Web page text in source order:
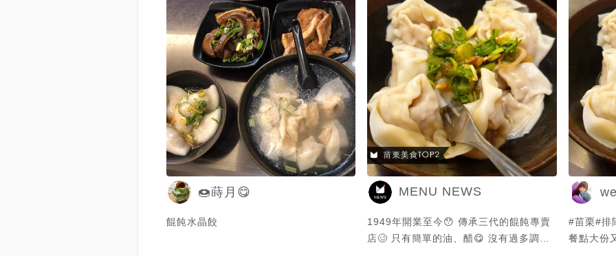
🍩蒔月😋
餛飩水晶餃
MENU NEWS
1949年開業至今😯 傳承三代的餛飩專賣
店🥴 只有簡單的油、醋😋 沒有過多調味
#苗栗#排
餐點大份